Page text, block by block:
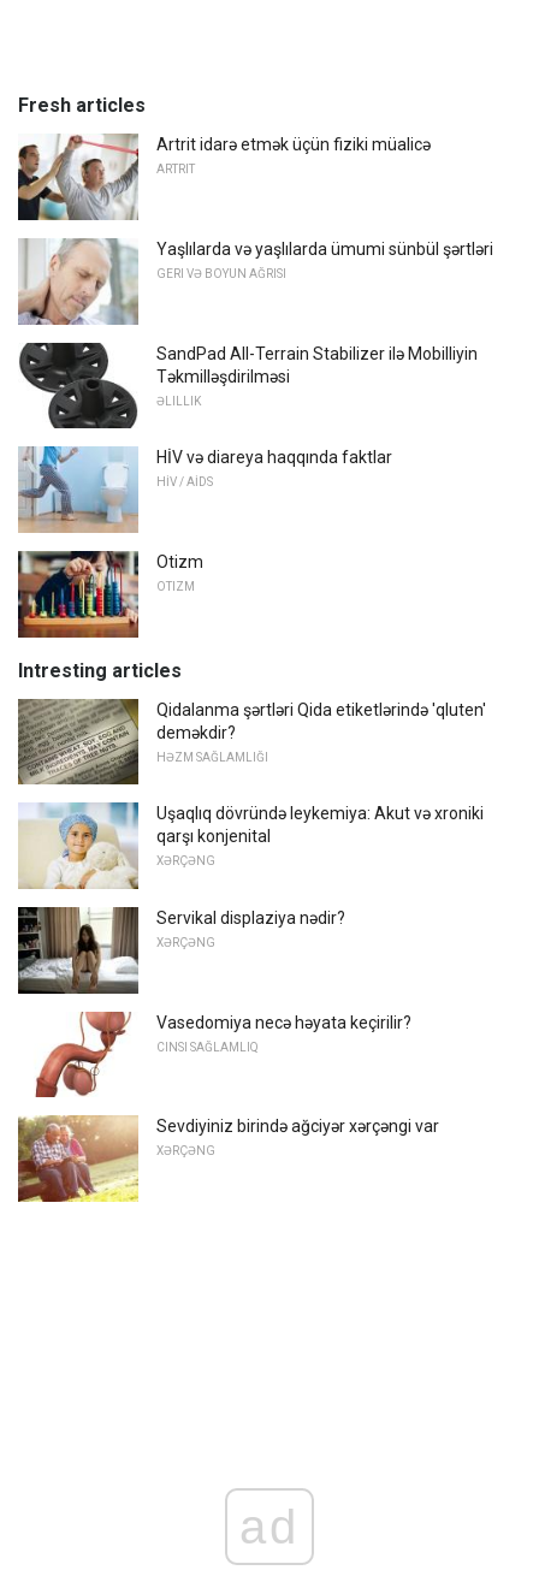
Fresh articles
Artrit idarə etmək üçün fiziki müalicə
ARTRIT
Yaşlılarda və yaşlılarda ümumi sünbül şərtləri
GERI VƏ BOYUN AĞRISI
SandPad All-Terrain Stabilizer ilə Mobilliyin
Təkmilləşdirilməsi
ƏLILLIK
HİV və diareya haqqında faktlar
HİV / AİDS
Otizm
OTIZM
Intresting articles
Qidalanma şərtləri Qida etiketlərində 'qluten'
deməkdir?
HƏZM SAĞLAMLIĞI
Uşaqlıq dövründə leykemiya: Akut və xroniki
qarşı konjenital
XƏRÇƏNG
Servikal displaziya nədir?
XƏRÇƏNG
Vasedomiya necə həyata keçirilir?
CINSI SAĞLAMLIQ
Sevdiyiniz birində ağciyər xərçəngi var
XƏRÇƏNG
ad